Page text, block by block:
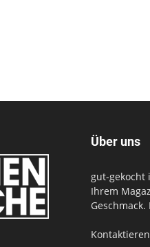
Über uns
gut-gekocht
Ihrem